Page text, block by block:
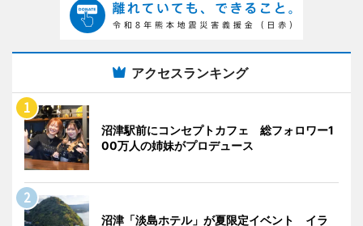
アクセスランキング
沼津駅前にコンセプトカフェ 総フォロワー1
00万人の姉妹がプロデュース
沼津「淡島ホテル」が夏限定イベント イラ